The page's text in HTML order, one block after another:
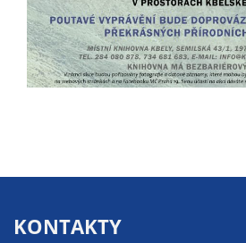
KONTAKTY